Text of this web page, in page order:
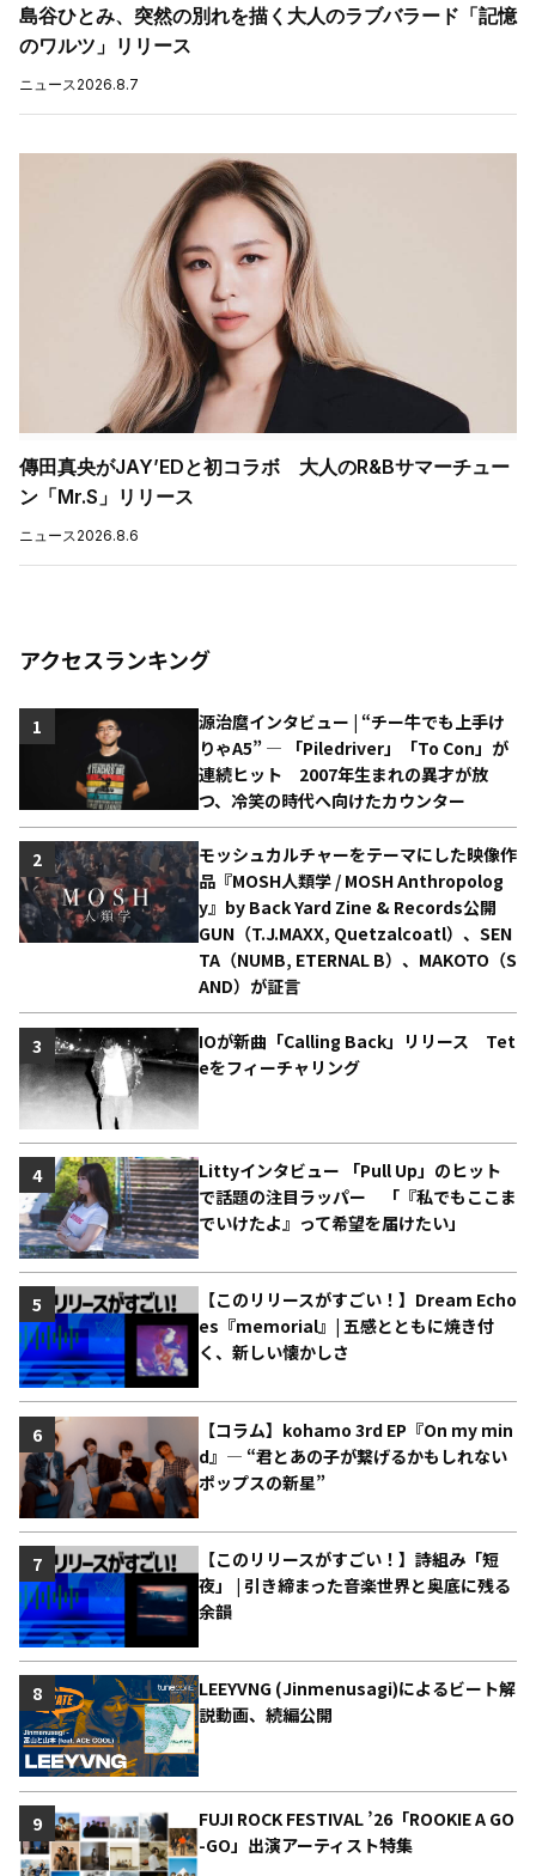
島谷ひとみ、突然の別れを描く大人のラブバラード「記憶
のワルツ」リリース
ニュース 2026.8.7
傳田真央がJAY’EDと初コラボ 大人のR&Bサマーチュー
ン「Mr.S」リリース
ニュース 2026.8.6
アクセスランキング
源治麿インタビュー | “チー牛でも上手け
りゃA5” ― 「Piledriver」「To Con」が
連続ヒット 2007年生まれの異才が放
つ、冷笑の時代へ向けたカウンター
1
モッシュカルチャーをテーマにした映像作
品『MOSH人類学 / MOSH Anthropolog
y』by Back Yard Zine & Records公開
GUN（T.J.MAXX, Quetzalcoatl）、SEN
TA（NUMB, ETERNAL B）、MAKOTO（S
AND）が証言
2
IOが新曲「Calling Back」リリース Tet
eをフィーチャリング
3
Littyインタビュー 「Pull Up」のヒット
で話題の注目ラッパー 「『私でもここま
でいけたよ』って希望を届けたい」
4
【このリリースがすごい！】Dream Echo
es『memorial』| 五感とともに焼き付
く、新しい懐かしさ
5
【コラム】kohamo 3rd EP『On my min
d』― “君とあの子が繋げるかもしれない
ポップスの新星”
6
【このリリースがすごい！】詩組み「短
夜」 | 引き締まった音楽世界と奥底に残る
余韻
7
LEEYVNG (Jinmenusagi)によるビート解
説動画、続編公開
8
FUJI ROCK FESTIVAL ’26「ROOKIE A GO
-GO」出演アーティスト特集
9